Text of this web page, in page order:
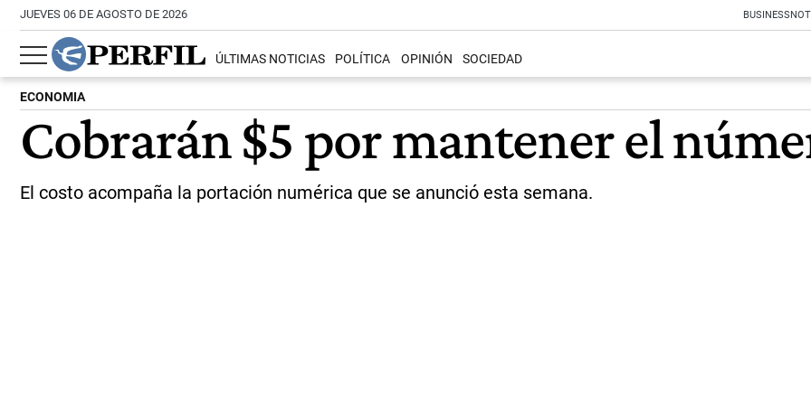
JUEVES 06 DE AGOSTO DE 2026 BUSINESS
ÚLTIMAS NOTICIAS POLÍTICA OPINIÓN SOCIEDAD
ECONOMIA
Cobrarán $5 por mantener el
El costo acompaña la portación numérica que se anunció esta semana.